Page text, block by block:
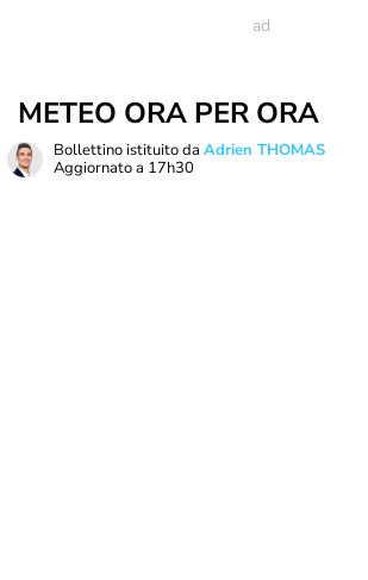
METEO ORA PER ORA
Bollettino istituito da Adrien THOMAS
Aggiornato a 17h30